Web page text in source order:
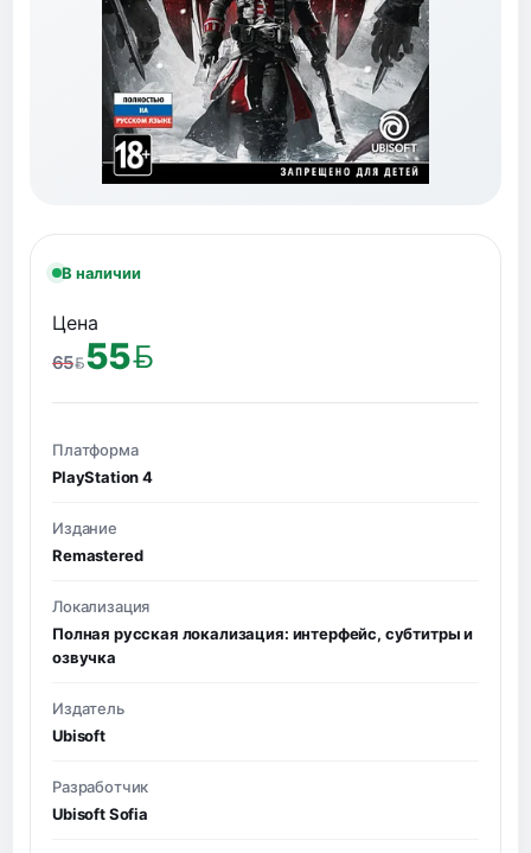
В наличии
Цена
65
BYN55
BYN
Платформа
PlayStation 4
Издание
Remastered
Локализация
Полная русская локализация: интерфейс, субтитры и
озвучка
Издатель
Ubisoft
Разработчик
Ubisoft Sofia